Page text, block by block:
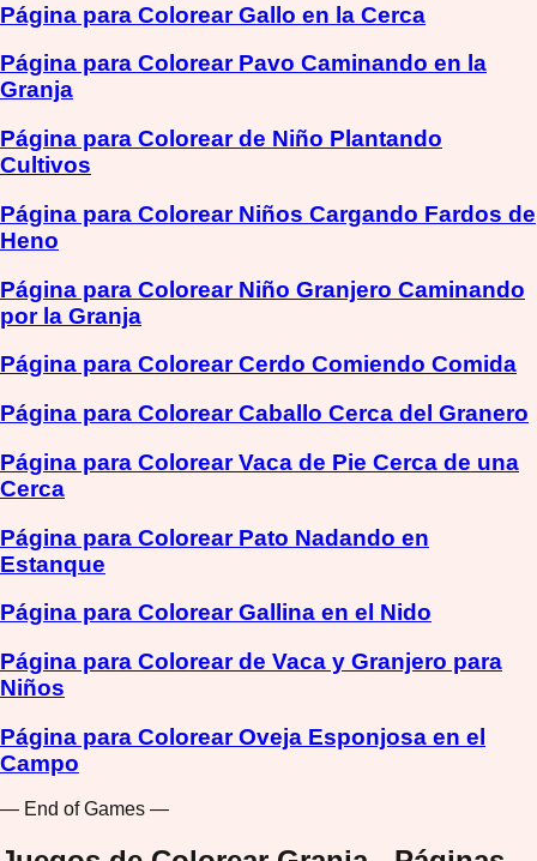
Página para Colorear Gallo en la Cerca
Página para Colorear Pavo Caminando en la
Granja
Página para Colorear de Niño Plantando
Cultivos
Página para Colorear Niños Cargando Fardos de
Heno
Página para Colorear Niño Granjero Caminando
por la Granja
Página para Colorear Cerdo Comiendo Comida
Página para Colorear Caballo Cerca del Granero
Página para Colorear Vaca de Pie Cerca de una
Cerca
Página para Colorear Pato Nadando en
Estanque
Página para Colorear Gallina en el Nido
Página para Colorear de Vaca y Granjero para
Niños
Página para Colorear Oveja Esponjosa en el
Campo
— End of Games —